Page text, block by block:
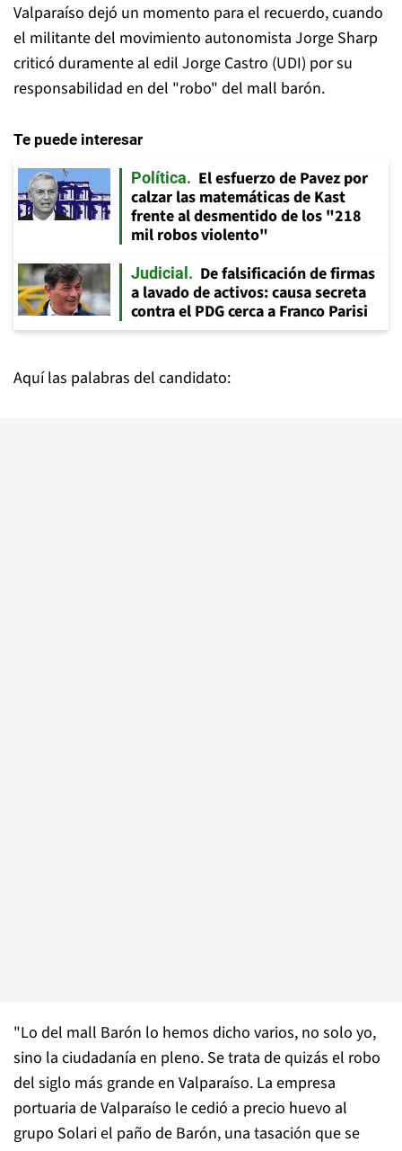
Valparaíso dejó un momento para el recuerdo, cuando
el militante del movimiento autonomista Jorge Sharp
criticó duramente al edil Jorge Castro (UDI) por su
responsabilidad en del "robo" del mall barón.
Te puede interesar
Política
El esfuerzo de Pavez por
calzar las matemáticas de Kast
frente al desmentido de los "218
mil robos violento"
Judicial
De falsificación de firmas
a lavado de activos: causa secreta
contra el PDG cerca a Franco Parisi
Aquí las palabras del candidato:
"Lo del mall Barón lo hemos dicho varios, no solo yo,
sino la ciudadanía en pleno. Se trata de quizás el robo
del siglo más grande en Valparaíso. La empresa
portuaria de Valparaíso le cedió a precio huevo al
grupo Solari el paño de Barón, una tasación que se